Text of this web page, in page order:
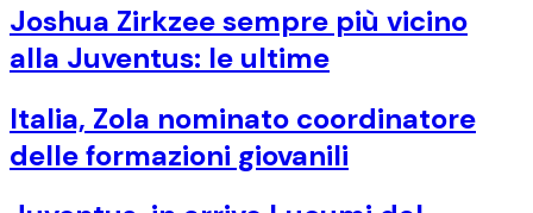
Joshua Zirkzee sempre più vicino
alla Juventus: le ultime
Italia, Zola nominato coordinatore
delle formazioni giovanili